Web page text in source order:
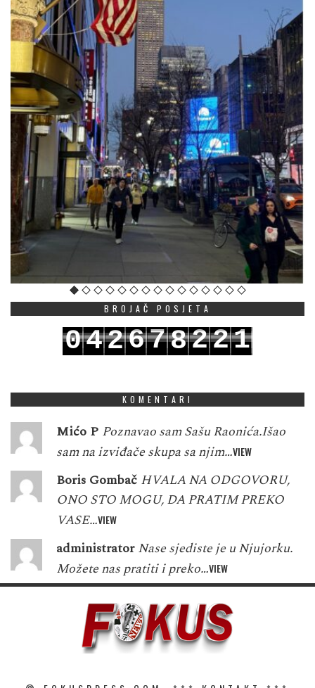
BROJAČ POSJETA
042678221
KOMENTARI
Mićo P Poznavao sam Sašu Raonića.Išao
sam na izviđače skupa sa njim…VIEW
Boris Gombač HVALA NA ODGOVORU,
ONO STO MOGU, DA PRATIM PREKO
VASE…VIEW
administrator Nase sjediste je u Njujorku.
Možete nas pratiti i preko…VIEW